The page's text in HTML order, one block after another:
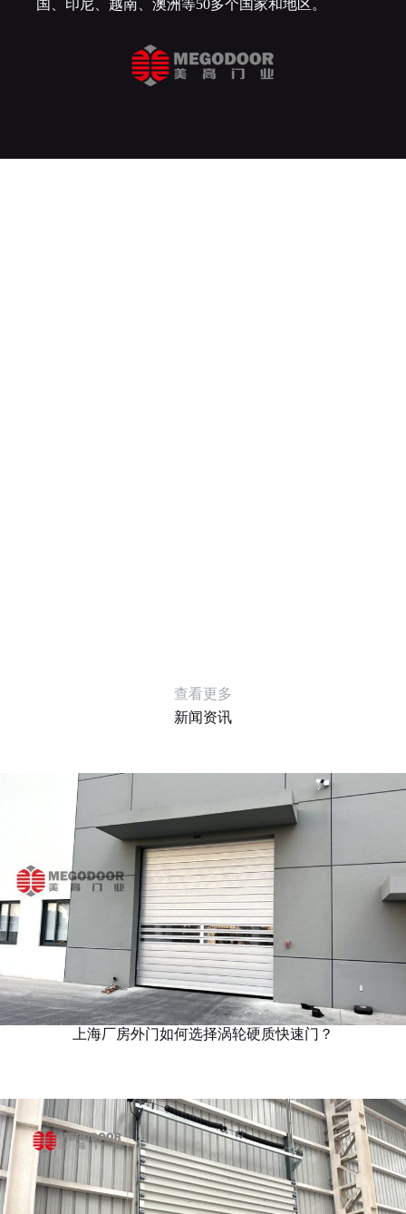
国、印尼、越南、澳洲等50多个国家和地区。
查看更多
新闻资讯
上海厂房外门如何选择涡轮硬质快速门？